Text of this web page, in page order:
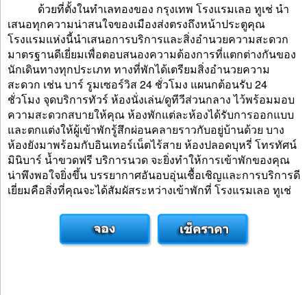
ด้วยที่ตั้งในทำเลทองของ กรุงเทพ โรงแรมเลอ ทูเช่ นำ
เสนอทุกความน่าสนใจของเมืองส่งตรงถึงหน้าประตูคุณ
โรงแรมแห่งนี้นำเสนอการบริการและสิ่งอำนวยความสะดวก
มาตรฐานดีเยี่ยมเพื่อตอบสนองความต้องการที่แตกต่างกันของ
นักเดินทางทุกประเภท ทางที่พักได้เตรียมสิ่งอำนวยความ
สะดวก เช่น บาร์ รูมเซอร์วิส 24 ชั่วโมง แผนกต้อนรับ 24
ชั่วโมง จุดบริการทัวร์ ห้องนั่งเล่น/ดูทีวีส่วนกลาง ไว้พร้อมมอบ
ความสะดวกสบายให้คุณ ห้องพักแต่ละห้องได้รับการออกแบบ
และตกแต่งให้ผู้เข้าพักรู้สึกผ่อนคลายราวกับอยู่บ้านด้วย บาง
ห้องยังมาพร้อมกับอินเทอร์เน็ตไร้สาย ห้องปลอดบุหรี่ โทรทัศน์
มินิบาร์ น้ำขวดฟรี บริการนวด จะยิ่งทำให้การเข้าพักของคุณ
น่าพึงพอใจยิ่งขึ้น บรรยากาศอันอบอุ่นเชื้อเชิญและการบริการดี
เยี่ยมคือสิ่งที่คุณจะได้สัมผัสระหว่างเข้าพักที่ โรงแรมเลอ ทูเช่